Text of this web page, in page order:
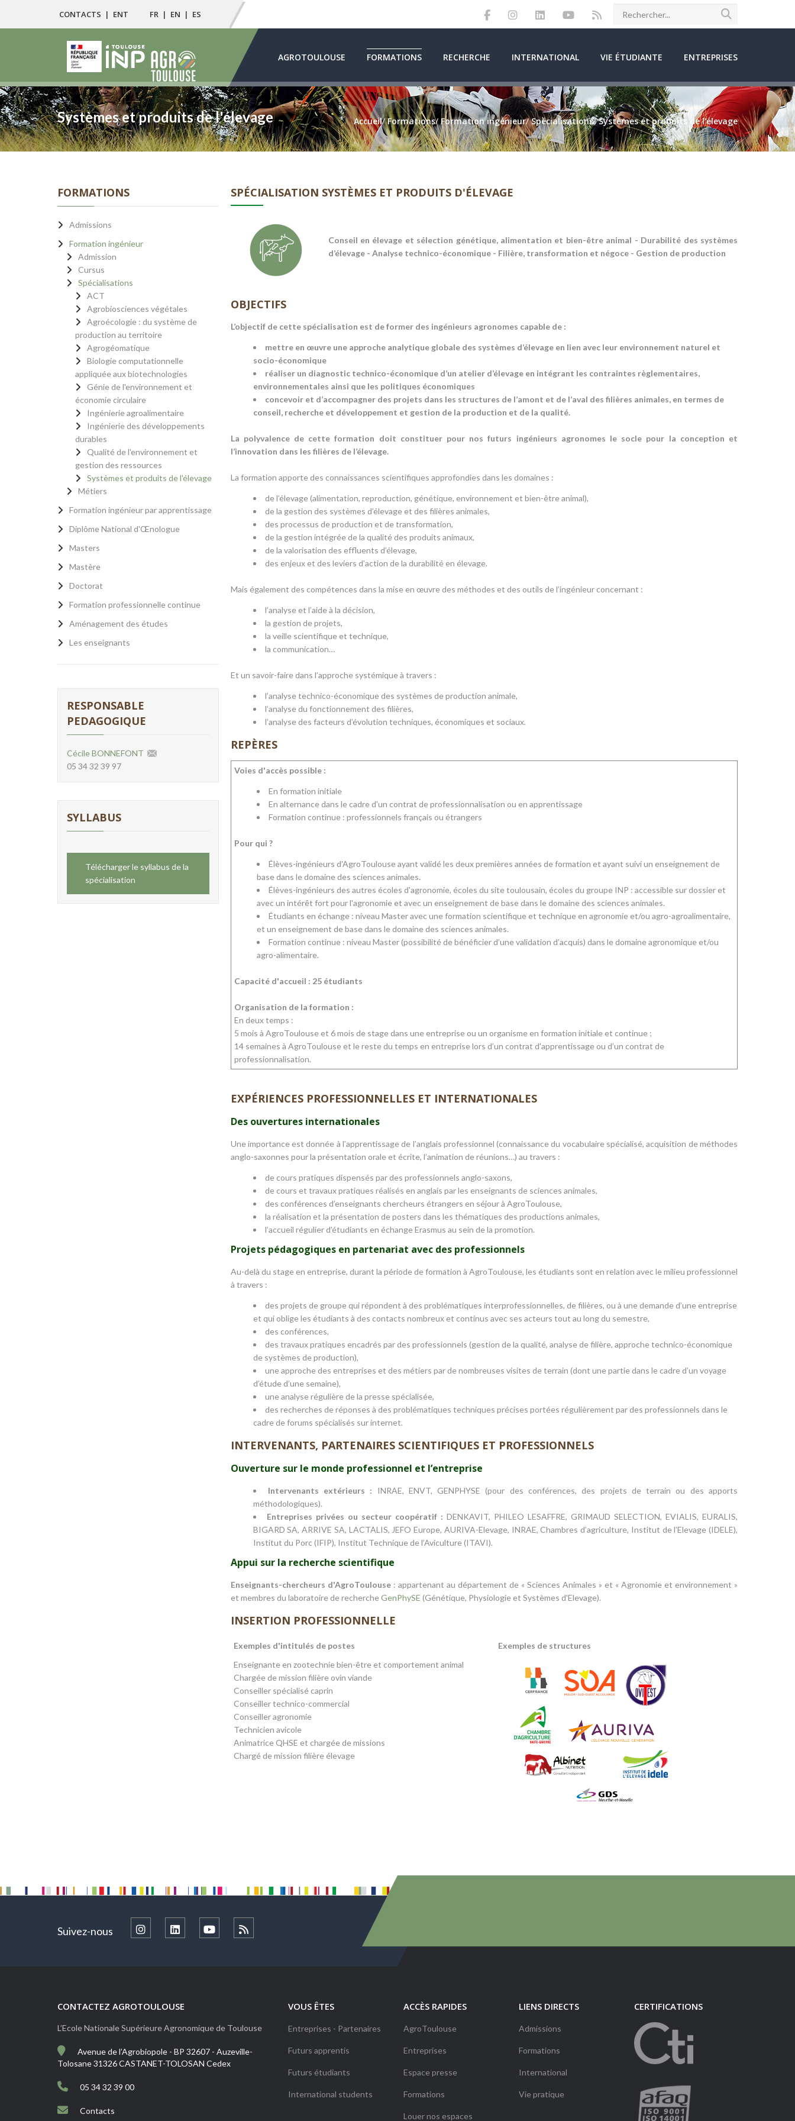
CONTACTS | ENT FR | EN | ES
AGROTOULOUSE FORMATIONS RECHERCHE INTERNATIONAL VIE ÉTUDIANTE ENTREPRISES
Systèmes et produits de l'élevage Accueil/Formations/Formation ingénieur/Spécialisations/Systèmes et produits de l'élevage
SPÉCIALISATION SYSTÈMES ET PRODUITS D'ÉLEVAGE
Conseil en élevage et sélection génétique, alimentation et bien-être animal - Durabilité des systèmes
d’élevage - Analyse technico-économique - Filière, transformation et négoce - Gestion de production
OBJECTIFS
L’objectif de cette spécialisation est de former des ingénieurs agronomes capable de :
mettre en œuvre une approche analytique globale des systèmes d’élevage en lien avec leur environnement naturel et
socio-économique
réaliser un diagnostic technico-économique d’un atelier d’élevage en intégrant les contraintes règlementaires,
environnementales ainsi que les politiques économiques
concevoir et d’accompagner des projets dans les structures de l’amont et de l’aval des filières animales, en termes de
conseil, recherche et développement et gestion de la production et de la qualité.
La polyvalence de cette formation doit constituer pour nos futurs ingénieurs agronomes le socle pour la conception et
l’innovation dans les filières de l’élevage.
La formation apporte des connaissances scientifiques approfondies dans les domaines :
de l’élevage (alimentation, reproduction, génétique, environnement et bien-être animal),
de la gestion des systèmes d’élevage et des filières animales,
des processus de production et de transformation,
de la gestion intégrée de la qualité des produits animaux,
de la valorisation des effluents d’élevage,
des enjeux et des leviers d’action de la durabilité en élevage.
Mais également des compétences dans la mise en œuvre des méthodes et des outils de l’ingénieur concernant :
l’analyse et l’aide à la décision,
la gestion de projets,
la veille scientifique et technique,
la communication…
Et un savoir-faire dans l’approche systémique à travers :
l’analyse technico-économique des systèmes de production animale,
l’analyse du fonctionnement des filières,
l’analyse des facteurs d’évolution techniques, économiques et sociaux.
REPÈRES
Voies d'accès possible :
En formation initiale
En alternance dans le cadre d'un contrat de professionnalisation ou en apprentissage
Formation continue : professionnels français ou étrangers
Pour qui ?
Élèves-ingénieurs d'AgroToulouse ayant validé les deux premières années de formation et ayant suivi un enseignement de
base dans le domaine des sciences animales.
Élèves-ingénieurs des autres écoles d'agronomie, écoles du site toulousain, écoles du groupe INP : accessible sur dossier et
avec un intérêt fort pour l'agronomie et avec un enseignement de base dans le domaine des sciences animales.
Étudiants en échange : niveau Master avec une formation scientifique et technique en agronomie et/ou agro-agroalimentaire,
et un enseignement de base dans le domaine des sciences animales.
Formation continue : niveau Master (possibilité de bénéficier d’une validation d’acquis) dans le domaine agronomique et/ou
agro-alimentaire.
Capacité d'accueil : 25 étudiants
Organisation de la formation :
En deux temps :
5 mois à AgroToulouse et 6 mois de stage dans une entreprise ou un organisme en formation initiale et continue ;
14 semaines à AgroToulouse et le reste du temps en entreprise lors d’un contrat d'apprentissage ou d’un contrat de
professionnalisation.
EXPÉRIENCES PROFESSIONNELLES ET INTERNATIONALES
Des ouvertures internationales
Une importance est donnée à l’apprentissage de l’anglais professionnel (connaissance du vocabulaire spécialisé, acquisition de méthodes
anglo-saxonnes pour la présentation orale et écrite, l’animation de réunions…) au travers :
de cours pratiques dispensés par des professionnels anglo-saxons,
de cours et travaux pratiques réalisés en anglais par les enseignants de sciences animales,
des conférences d’enseignants chercheurs étrangers en séjour à AgroToulouse,
la réalisation et la présentation de posters dans les thématiques des productions animales,
l’accueil régulier d’étudiants en échange Erasmus au sein de la promotion.
Projets pédagogiques en partenariat avec des professionnels
Au-delà du stage en entreprise, durant la période de formation à AgroToulouse, les étudiants sont en relation avec le milieu professionnel
à travers :
des projets de groupe qui répondent à des problématiques interprofessionnelles, de filières, ou à une demande d’une entreprise
et qui oblige les étudiants à des contacts nombreux et continus avec ses acteurs tout au long du semestre,
des conférences,
des travaux pratiques encadrés par des professionnels (gestion de la qualité, analyse de filière, approche technico-économique
de systèmes de production),
une approche des entreprises et des métiers par de nombreuses visites de terrain (dont une partie dans le cadre d’un voyage
d’étude d’une semaine),
une analyse régulière de la presse spécialisée,
des recherches de réponses à des problématiques techniques précises portées régulièrement par des professionnels dans le
cadre de forums spécialisés sur internet.
INTERVENANTS, PARTENAIRES SCIENTIFIQUES ET PROFESSIONNELS
Ouverture sur le monde professionnel et l’entreprise
Intervenants extérieurs : INRAE, ENVT, GENPHYSE (pour des conférences, des projets de terrain ou des apports
méthodologiques).
Entreprises privées ou secteur coopératif : DENKAVIT, PHILEO LESAFFRE, GRIMAUD SELECTION, EVIALIS, EURALIS,
BIGARD SA, ARRIVE SA, LACTALIS, JEFO Europe, AURIVA-Elevage, INRAE, Chambres d’agriculture, Institut de l’Elevage (IDELE),
Institut du Porc (IFIP), Institut Technique de l’Aviculture (ITAVI).
Appui sur la recherche scientifique
Enseignants-chercheurs d'AgroToulouse : appartenant au département de « Sciences Animales » et « Agronomie et environnement »
et membres du laboratoire de rechercheGenPhySE (Génétique, Physiologie et Systèmes d'Elevage).
INSERTION PROFESSIONNELLE
Exemples d'intitulés de postes
Exemples de structures
Enseignante en zootechnie bien-être et comportement animal
Chargée de mission filière ovin viande
Conseiller spécialisé caprin
Conseiller technico-commercial
Conseiller agronomie
Technicien avicole
Animatrice QHSE et chargée de missions
Chargé de mission filière élevage
FORMATIONS
Admissions
Formation ingénieur
Admission
Cursus
Spécialisations
ACT
Agrobiosciences végétales
Agroécologie : du système de
production au territoire
Agrogéomatique
Biologie computationnelle
appliquée aux biotechnologies
Génie de l'environnement et
économie circulaire
Ingénierie agroalimentaire
Ingénierie des développements
durables
Qualité de l'environnement et
gestion des ressources
Systèmes et produits de l'élevage
Métiers
Formation ingénieur par apprentissage
Diplôme National d'Œnologue
Masters
Mastère
Doctorat
Formation professionnelle continue
Aménagement des études
Les enseignants
RESPONSABLE
PEDAGOGIQUE
Cécile BONNEFONT
05 34 32 39 97
SYLLABUS
Télécharger le syllabus de la
spécialisation
Suivez-nous
CONTACTEZ AGROTOULOUSE
L’Ecole Nationale Supérieure Agronomique de Toulouse
Avenue de l’Agrobiopole - BP 32607 - Auzeville-
Tolosane 31326 CASTANET-TOLOSAN Cedex
05 34 32 39 00
Contacts
VOUS ÊTES
Entreprises - Partenaires
Futurs apprentis
Futurs étudiants
International students
ACCÈS RAPIDES
AgroToulouse
Entreprises
Espace presse
Formations
Louer nos espaces
LIENS DIRECTS
Admissions
Formations
International
Vie pratique
CERTIFICATIONS